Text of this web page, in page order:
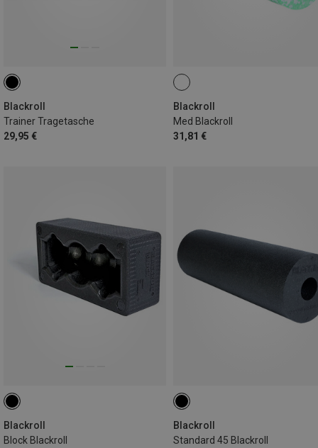
Blackroll
Trainer Tragetasche
29,95 €
Blackroll
Med Blackroll
31,81 €
Blackroll
Block Blackroll
Blackroll
Standard 45 Blackroll